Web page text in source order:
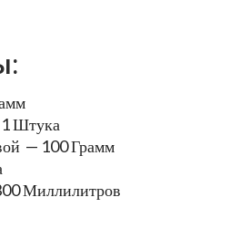
Штука
— 100 Грамм
Миллилитров